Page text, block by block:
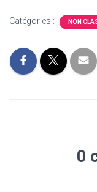
Catégories : NON
0